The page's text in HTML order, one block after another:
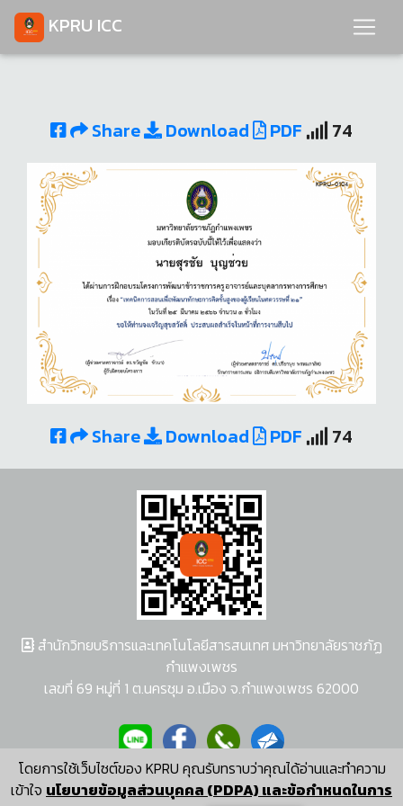
KPRU ICC
Share Download PDF 74
Share Download PDF 74
โดยการใช้เว็บไซต์ของ KPRU คุณรับทราบว่าคุณได้อ่านและทำความ
เข้าใจ นโยบายข้อมูลส่วนบุคคล (PDPA) และข้อกำหนดในการ
สำนักวิทยบริการและเทคโนโลยีสารสนเทศ มหาวิทยาลัยราชภัฏ
กำแพงเพชร
เลขที่ 69 หมู่ที่ 1 ต.นครชุม อ.เมือง จ.กำแพงเพชร 62000
ผู้พัฒนาระบบ อนุชา พวงผกา